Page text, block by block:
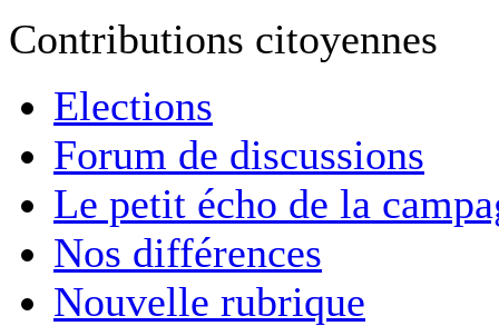
Contributions citoyennes
Elections
Forum de discussions
Le petit écho de la
Nos différences
Nouvelle rubrique